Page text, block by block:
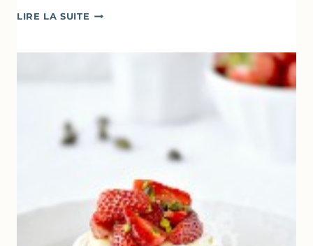
LIRE LA SUITE GÂTEAU
FRAISES